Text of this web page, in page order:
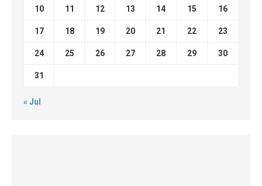
10 11 12 13 14 15 16
17 18 19 20 21 22 23
24 25 26 27 28 29 30
31
« Jul